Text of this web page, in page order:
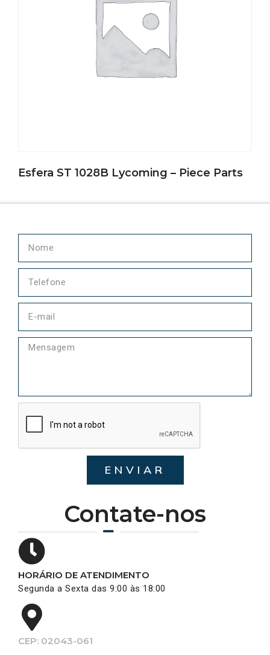
Esfera ST 1028B Lycoming – Piece Parts
Contate-nos
HORÁRIO DE ATENDIMENTO
Segunda a Sexta das 9:00 às 18:00
CEP: 02043-061
ENVIAR